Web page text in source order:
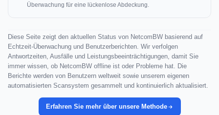
Überwachung für eine lückenlose Abdeckung.
Diese Seite zeigt den aktuellen Status von NetcomBW basierend auf
Echtzeit-Überwachung und Benutzerberichten. Wir verfolgen
Antwortzeiten, Ausfälle und Leistungsbeeinträchtigungen, damit Sie
immer wissen, ob NetcomBW offline ist oder Probleme hat. Die
Berichte werden von Benutzern weltweit sowie unserem eigenen
automatisierten Scansystem gesammelt und kontinuierlich aktualisiert.
Erfahren Sie mehr über unsere Methode